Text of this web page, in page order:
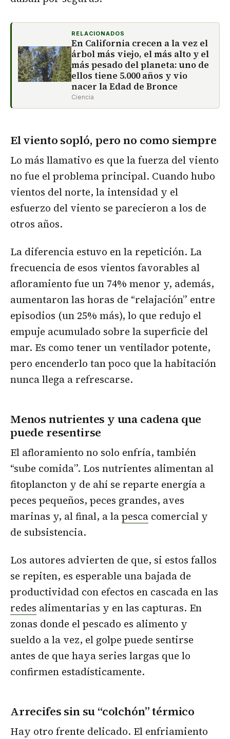
RELACIONADOS
En California crecen a la vez el
árbol más viejo, el más alto y el
más pesado del planeta: uno de
ellos tiene 5.000 años y vio
nacer la Edad de Bronce
Ciencia
El viento sopló, pero no como siempre
Lo más llamativo es que la fuerza del viento
no fue el problema principal. Cuando hubo
vientos del norte, la intensidad y el
esfuerzo del viento se parecieron a los de
otros años.
La diferencia estuvo en la repetición. La
frecuencia de esos vientos favorables al
afloramiento fue un 74% menor y, además,
aumentaron las horas de “relajación” entre
episodios (un 25% más), lo que redujo el
empuje acumulado sobre la superficie del
mar. Es como tener un ventilador potente,
pero encenderlo tan poco que la habitación
nunca llega a refrescarse.
Menos nutrientes y una cadena que
puede resentirse
El afloramiento no solo enfría, también
“sube comida”. Los nutrientes alimentan al
fitoplancton y de ahí se reparte energía a
peces pequeños, peces grandes, aves
marinas y, al final, a lapesca comercial y
de subsistencia.
Los autores advierten de que, si estos fallos
se repiten, es esperable una bajada de
productividad con efectos en cascada en las
redes alimentarias y en las capturas. En
zonas donde el pescado es alimento y
sueldo a la vez, el golpe puede sentirse
antes de que haya series largas que lo
confirmen estadísticamente.
Arrecifes sin su “colchón” térmico
Hay otro frente delicado. El enfriamiento